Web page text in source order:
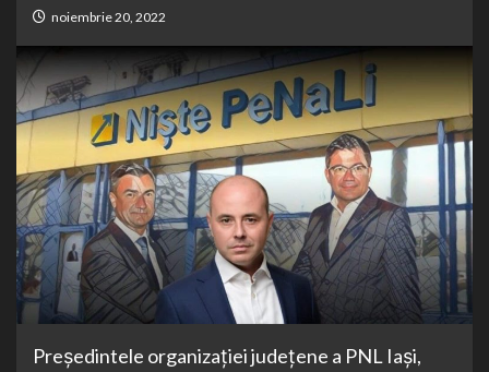
noiembrie 20, 2022
Preşedintele organizaţiei judeţene a PNL Iaşi,